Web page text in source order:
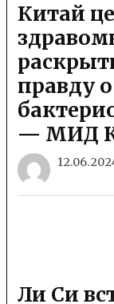
Китай
правду
— МИД
Ли Си